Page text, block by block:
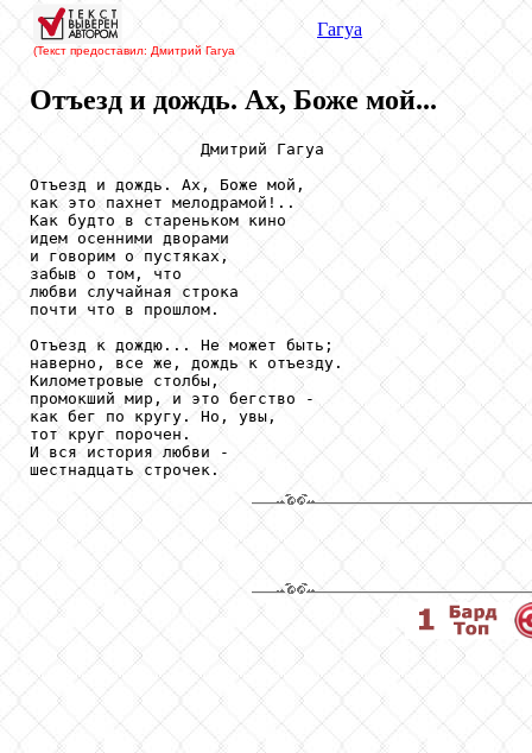
(Текст предоставил: Дмитрий Гагуа
Гагуа
Отъезд и дождь. Ах, Боже мой...
                  Дмитрий Гагуа
Отъезд и дождь. Ах, Боже мой,
как это пахнет мелодрамой!..
Как будто в стареньком кино
идем осенними дворами
и говорим о пустяках,
забыв о том, что
любви случайная строка
почти что в прошлом.
Отъезд к дождю... Не может быть;
наверно, все же, дождь к отъезду.
Километровые столбы,
промокший мир, и это бегство -
как бег по кругу. Но, увы,
тот круг порочен.
И вся история любви -
шестнадцать строчек.